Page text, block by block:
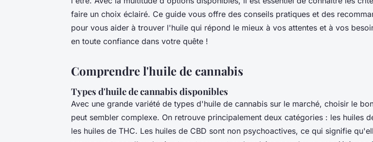
faire un choix éclairé. Ce guide vous offre des conseils pratiques et des
pour vous aider à trouver l'huile qui répond le mieux à vos attentes et à vos
en toute confiance dans votre quête !
Comprendre l'huile de cannabis
Types d'huile de cannabis disponibles
Avec une grande variété de types d'huile de cannabis sur le marché, choisir le
peut sembler complexe. On retrouve principalement deux catégories : les huiles
les huiles de THC. Les huiles de CBD sont non psychoactives, ce qui signifie